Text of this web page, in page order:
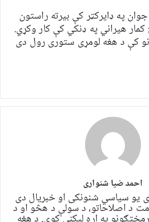
په ډایرکټر کې بیرته راستون
هیراني په ډنکي کې کار وکړي.
کې د هغه لومړی ستوری رول دی
احمد ضیا شنواری
یو سياسي شنونکی او خبریال دی
د اصلاحاتو، د سولې د هڅو او د